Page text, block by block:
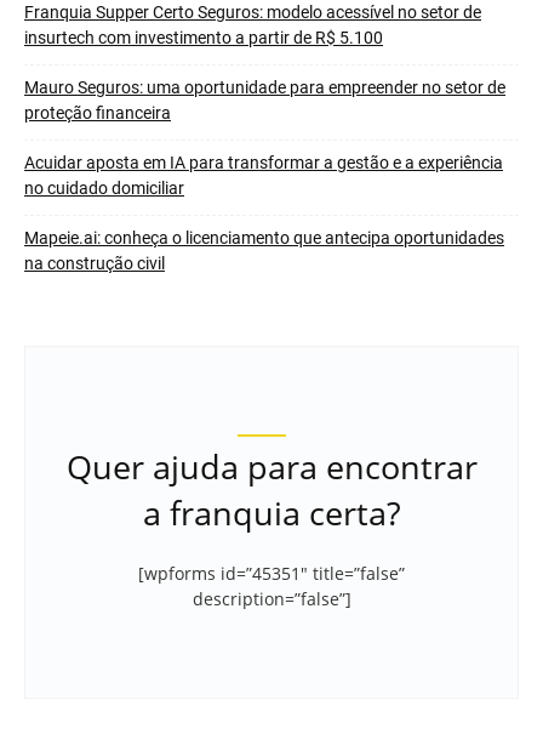
Franquia Supper Certo Seguros: modelo acessível no setor de
insurtech com investimento a partir de R$ 5.100
Mauro Seguros: uma oportunidade para empreender no setor de
proteção financeira
Acuidar aposta em IA para transformar a gestão e a experiência
no cuidado domiciliar
Mapeie.ai: conheça o licenciamento que antecipa oportunidades
na construção civil
Quer ajuda para encontrar
a franquia certa?
[wpforms id=”45351″ title=”false”
description=”false”]